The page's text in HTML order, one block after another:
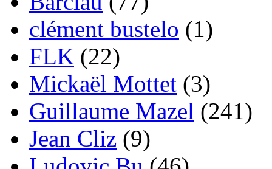
clément bustelo (1)
FLK (22)
Mickaël Mottet (3)
Guillaume Mazel (241)
Jean Cliz (9)